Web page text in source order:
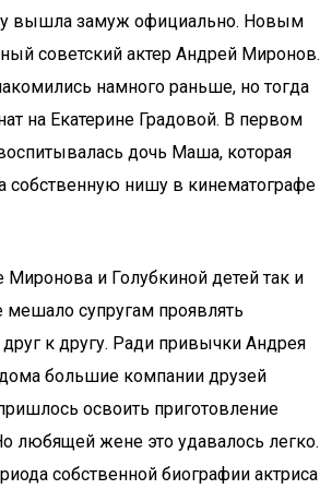
вышла замуж официально. Новым
советский актер Андрей Миронов.
намного раньше, но тогда
на Екатерине Градовой. В первом
дочь Маша, которая
собственную нишу в кинематографе
и Голубкиной детей так и
мешало супругам проявлять
к другу. Ради привычки Андрея
большие компании друзей
освоить приготовление
любящей жене это удавалось легко.
собственной биографии актриса